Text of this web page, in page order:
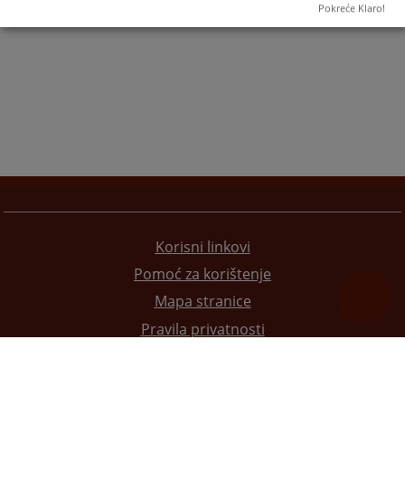
Korisni linkovi
Pomoć za korištenje
Mapa stranice
Pravila privatnosti
Pokreće Klaro!